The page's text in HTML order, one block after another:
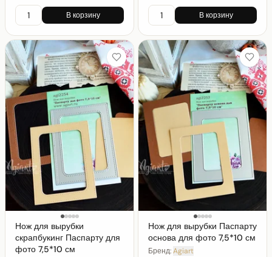
В корзину В корзину
Нож для вырубки
скрапбукинг Паспарту для
фото 7,5*10 см
Нож для вырубки Паспарту
основа для фото 7,5*10 см
Бренд:Agiart